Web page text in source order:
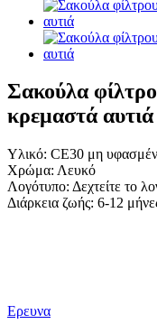
Σακούλα
κρεμαστά αυτιά
Υλικό: CE30 μη
Χρώμα: Λευκό
Λογότυπο: Δεχτείτε το
Διάρκεια ζωής: 6-12
Ερευνα